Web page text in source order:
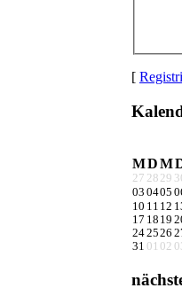
[
MDM
27 28 29
03 0405
10 11 12
17 18 19
242526
31 01 02